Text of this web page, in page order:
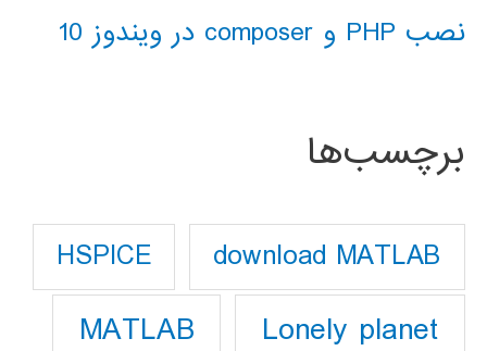
نصب PHP و composer در ویندوز 10
برچسب‌ها
download MATLAB
HSPICE
Lonely planet
MATLAB